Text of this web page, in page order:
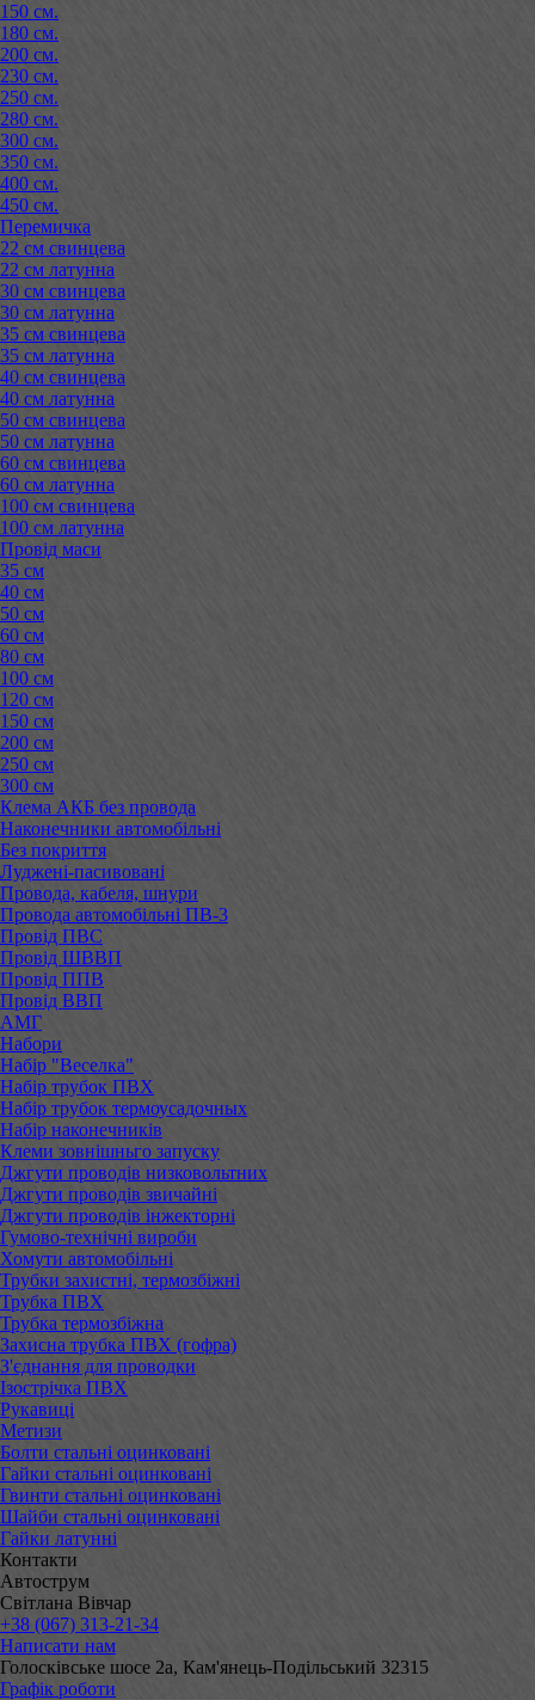
150 см.
180 см.
200 см.
230 см.
250 см.
280 см.
300 см.
350 см.
400 см.
450 см.
Перемичка
22 см свинцева
22 см латунна
30 см свинцева
30 см латунна
35 см свинцева
35 см латунна
40 см свинцева
40 см латунна
50 см свинцева
50 см латунна
60 см свинцева
60 см латунна
100 см свинцева
100 см латунна
Провід маси
35 см
40 см
50 см
60 см
80 см
100 см
120 см
150 см
200 см
250 см
300 см
Клема АКБ без провода
Наконечники автомобільні
Без покриття
Луджені-пасивовані
Провода, кабеля, шнури
Провода автомобільні ПВ-3
Провід ПВС
Провід ШВВП
Провід ППВ
Провід ВВП
АМГ
Набори
Набір "Веселка"
Набір трубок ПВХ
Набір трубок термоусадочных
Набір наконечників
Клеми зовнішньго запуску
Джгути проводів низковольтних
Джгути проводів звичайні
Джгути проводів інжекторні
Гумово-технічні вироби
Хомути автомобільні
Трубки захистні, термозбіжні
Трубка ПВХ
Трубка термозбіжна
Захисна трубка ПВХ (гофра)
З'єднання для проводки
Ізострічка ПВХ
Рукавиці
Метизи
Болти стальні оцинковані
Гайки стальні оцинковані
Гвинти стальні оцинковані
Шайби стальні оцинковані
Гайки латунні
Контакти
Автострум
Світлана Вівчар
+38 (067) 313-21-34
Написати нам
Голосківське шосе 2а, Кам'янець-Подільський 32315
Графік роботи